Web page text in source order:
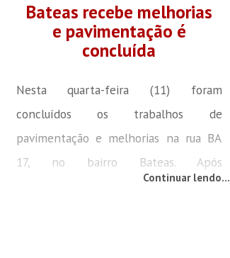
Bateas recebe melhorias
e pavimentação é
concluída
Nesta quarta-feira (11) foram
concluídos os trabalhos de
pavimentação e melhorias na rua BA
17, no bairro Bateas. Após
aproximadamente 15 dias de trabalho,
Continuar lendo...